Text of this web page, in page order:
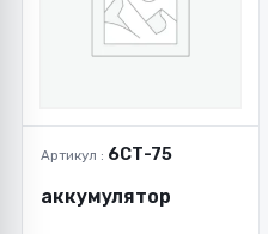
Артикул : 6СТ-75
аккумулятор